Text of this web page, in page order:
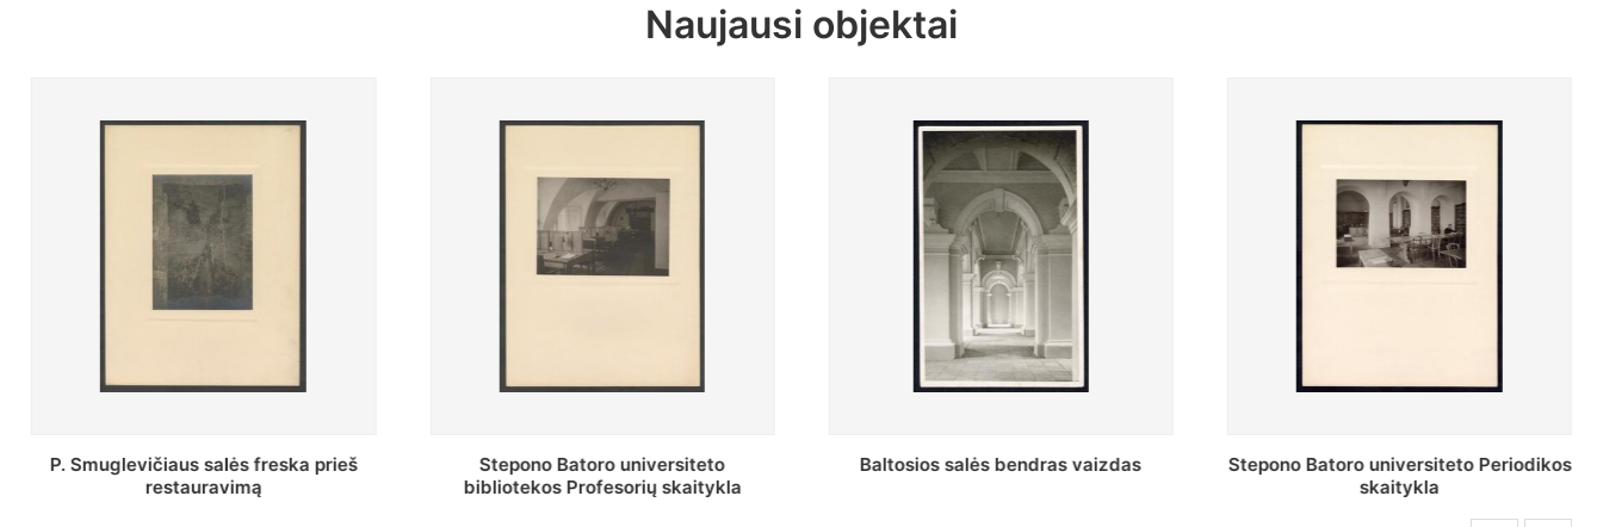
Naujausi objektai
Stepono Batoro universiteto
bibliotekos Profesorių skaitykla
Baltosios salės bendras vaizdas
Stepono Batoro universiteto Periodikos
Periodikos skaitykla Stepono Batoro
universiteto bibliotekoje